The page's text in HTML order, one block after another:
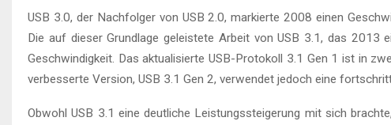
USB 3.0, der Nachfolger von USB 2.0, markierte 2008 einen
Die auf dieser Grundlage geleistete Arbeit von USB 3.1, das
Geschwindigkeit. Das aktualisierte USB-Protokoll 3.1 Gen 1 ist in
verbesserte Version, USB 3.1 Gen 2, verwendet jedoch eine
Obwohl USB 3.1 eine deutliche Leistungssteigerung mit sich